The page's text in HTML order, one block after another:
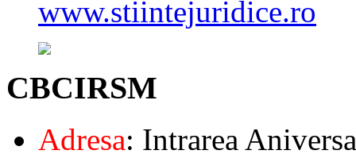
www.stiintejuridice.ro
CBCIRSM
Adresa: Intrarea